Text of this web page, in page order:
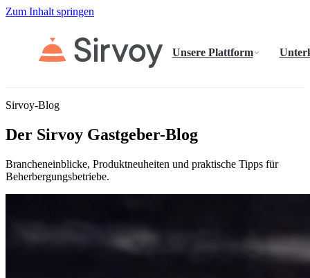
Zum Inhalt springen
Unsere Plattform
Sirvoy-Blog
Der Sirvoy Gastgeber-Blog
Brancheneinblicke, Produktneuheiten und praktische Tipps für
Beherbergungsbetriebe.